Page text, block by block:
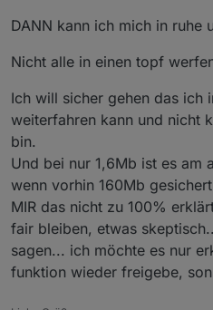
DANN kann ich mich in ruhe
Nicht alle in einen topf
Ich will sicher gehen das ich
weiterfahren kann und nicht
bin.
Und bei nur 1,6Mb ist es am
wenn vorhin 160Mb
MIR das nicht zu 100%
fair bleiben, etwas
sagen... ich möchte es nur
funktion wieder freigebe,